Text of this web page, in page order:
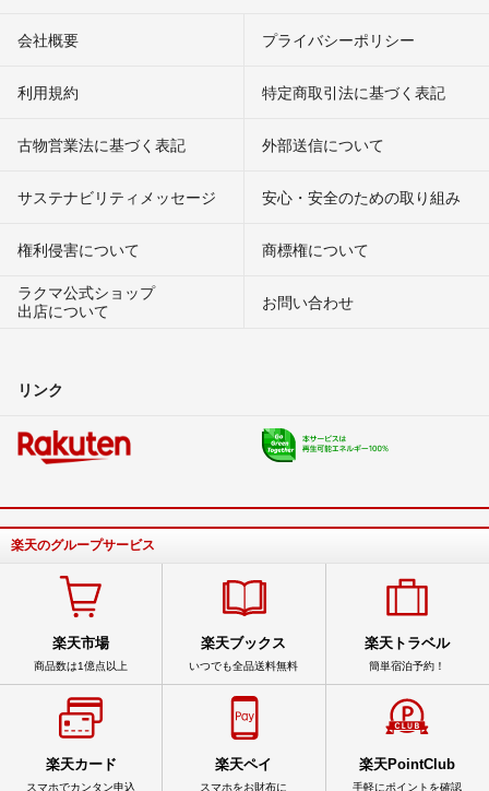
会社概要 プライバシーポリシー
利用規約 特定商取引法に基づく表記
古物営業法に基づく表記 外部送信について
サステナビリティメッセージ 安心・安全のための取り組み
権利侵害について
商標権について
ラクマ公式ショップ
出店について
お問い合わせ
リンク
楽天のグループサービス
楽天市場
商品数は1億点以上
楽天ブックス
いつでも全品送料無料
楽天トラベル
簡単宿泊予約！
楽天カード
スマホでカンタン申込
楽天ペイ
スマホをお財布に
楽天PointClub
手軽にポイントを確認